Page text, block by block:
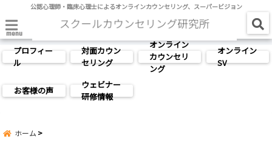
公認心理師・臨床心理士によるオンラインカウンセリング、スーパービジョン
menu
プロフィー
ル
対面カウン
セリング
オンライン
カウンセリ
ング
オンライン
SV
お客様の声
ウェビナー
研修情報
ホーム